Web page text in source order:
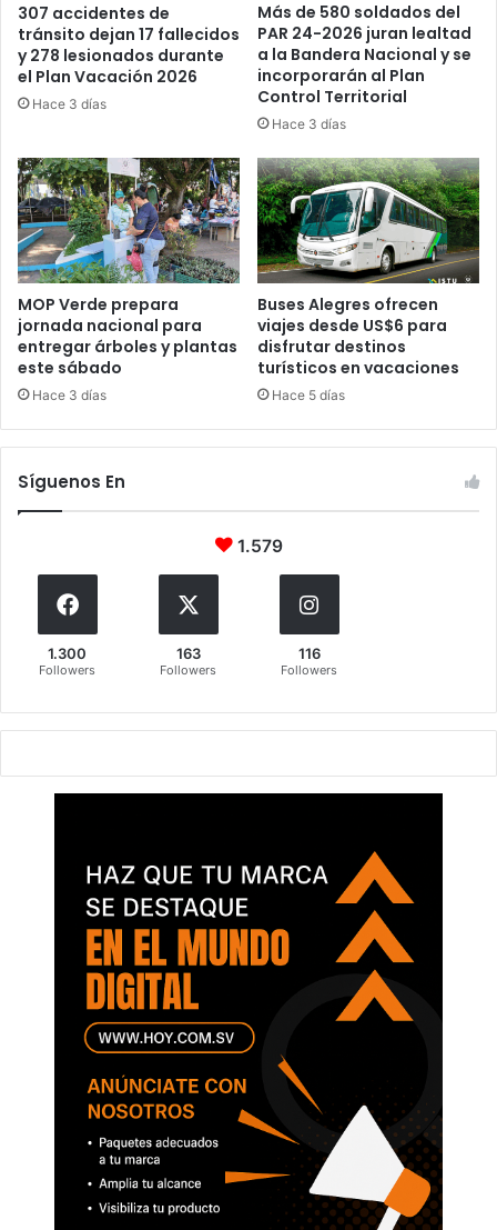
307 accidentes de
tránsito dejan 17 fallecidos
y 278 lesionados durante
el Plan Vacación 2026
Hace 3 días
Más de 580 soldados del
PAR 24-2026 juran lealtad
a la Bandera Nacional y se
incorporarán al Plan
Control Territorial
Hace 3 días
MOP Verde prepara
jornada nacional para
entregar árboles y plantas
este sábado
Hace 3 días
Buses Alegres ofrecen
viajes desde US$6 para
disfrutar destinos
turísticos en vacaciones
Hace 5 días
Síguenos En
1.579
1.300
Followers
163
Followers
116
Followers